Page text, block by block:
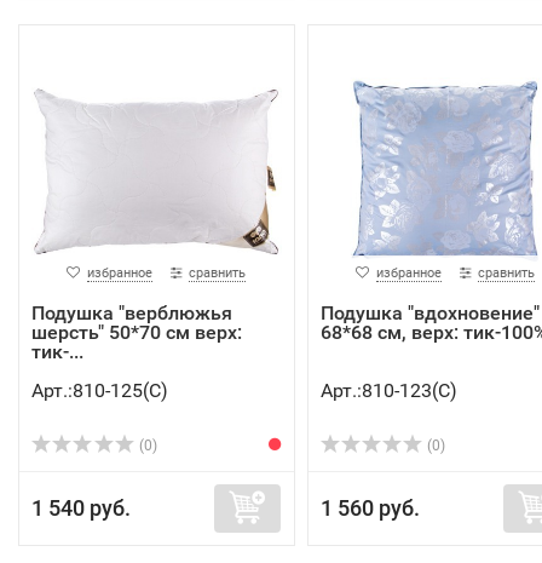
избранное сравнить
Подушка "верблюжья
шерсть" 50*70 см верх:
тик-...
Арт.:810-125(C)
(0)
1 540 руб.
избранное сравнить
Подушка "вдохновение"
68*68 см, верх: тик-
Арт.:810-123(C)
(0)
1 560 руб.